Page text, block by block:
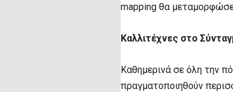
mapping θα
Καλλιτέχνες στο
Καθημερινά σε όλη την
πραγματοποιηθούν